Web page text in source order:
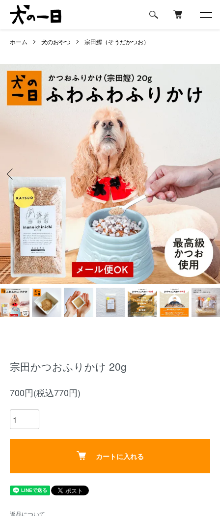
ホーム 犬のおやつ 宗田鰹（そうだかつお）
宗田かつおふりかけ 20g
700円(税込770円)
カートに入れる
返品について